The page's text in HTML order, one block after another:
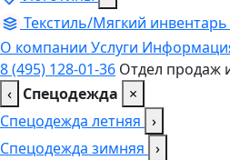
Текстиль/Мягкий инвентарь
О компании Услуги
8 (495) 128-01-36 Отдел продаж
‹ Спецодежда
×
Спецодежда летняя ›
Спецодежда зимняя ›